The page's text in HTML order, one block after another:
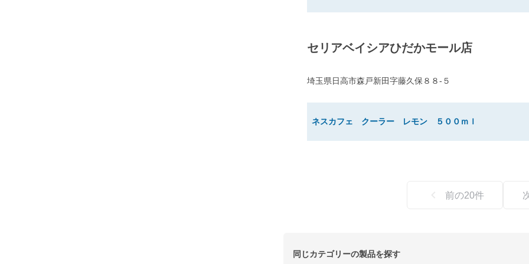
セリアベイシアひだかモール店
埼玉県日高市森戸新田字藤久保８８-５
ネスカフェ クーラー レモン ５００ｍｌ
前の20件
同じカテゴリーの製品を探す